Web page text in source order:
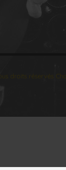
droits réservés